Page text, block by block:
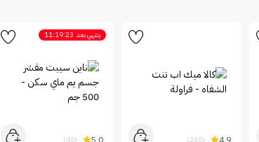
(260)
ينتهي بعد 11:19:23
(40)